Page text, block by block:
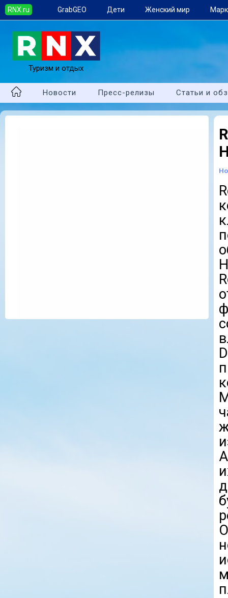
RNX.ru GrabGEO Дети Женский мир
Туризм и отдых
Новости Пресс-релизы Статьи и